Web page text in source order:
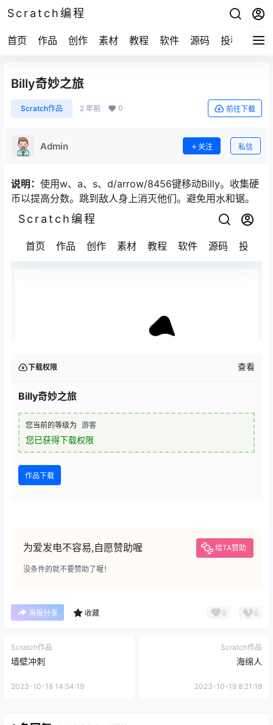
Scratch编程
首页 作品 创作 素材 教程 软件 源码 投稿 关于
Billy奇妙之旅
Scratch作品 2 年前 0 前往下载
Admin 关注 私信
说明： 使用w、a、s、d/arrow/8456键移动Billy。收集硬
币以提高分数。跳到敌人身上消灭他们。避免用水和锯。
下载权限 查看
Billy奇妙之旅
您当前的等级为 游客
您已获得下载权限
作品下载
为爱发电不容易,自愿赞助喔 给TA赞助
没条件的就不要赞助了喔！
海报分享 收藏 0 0
Scratch作品
墙壁冲刺
2023-10-18 14:54:19
Scratch作品
海绵人
2023-10-19 8:21:18